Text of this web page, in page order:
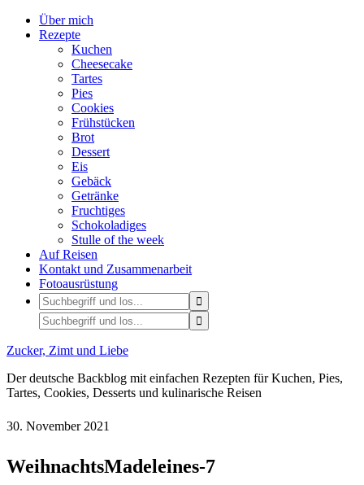
Über mich
Rezepte
Kuchen
Cheesecake
Tartes
Pies
Cookies
Frühstücken
Brot
Dessert
Eis
Gebäck
Getränke
Fruchtiges
Schokoladiges
Stulle of the week
Auf Reisen
Kontakt und Zusammenarbeit
Fotoausrüstung
Zucker, Zimt und Liebe
Der deutsche Backblog mit einfachen Rezepten für Kuchen, Pies,
Tartes, Cookies, Desserts und kulinarische Reisen
30. November 2021
WeihnachtsMadeleines-7